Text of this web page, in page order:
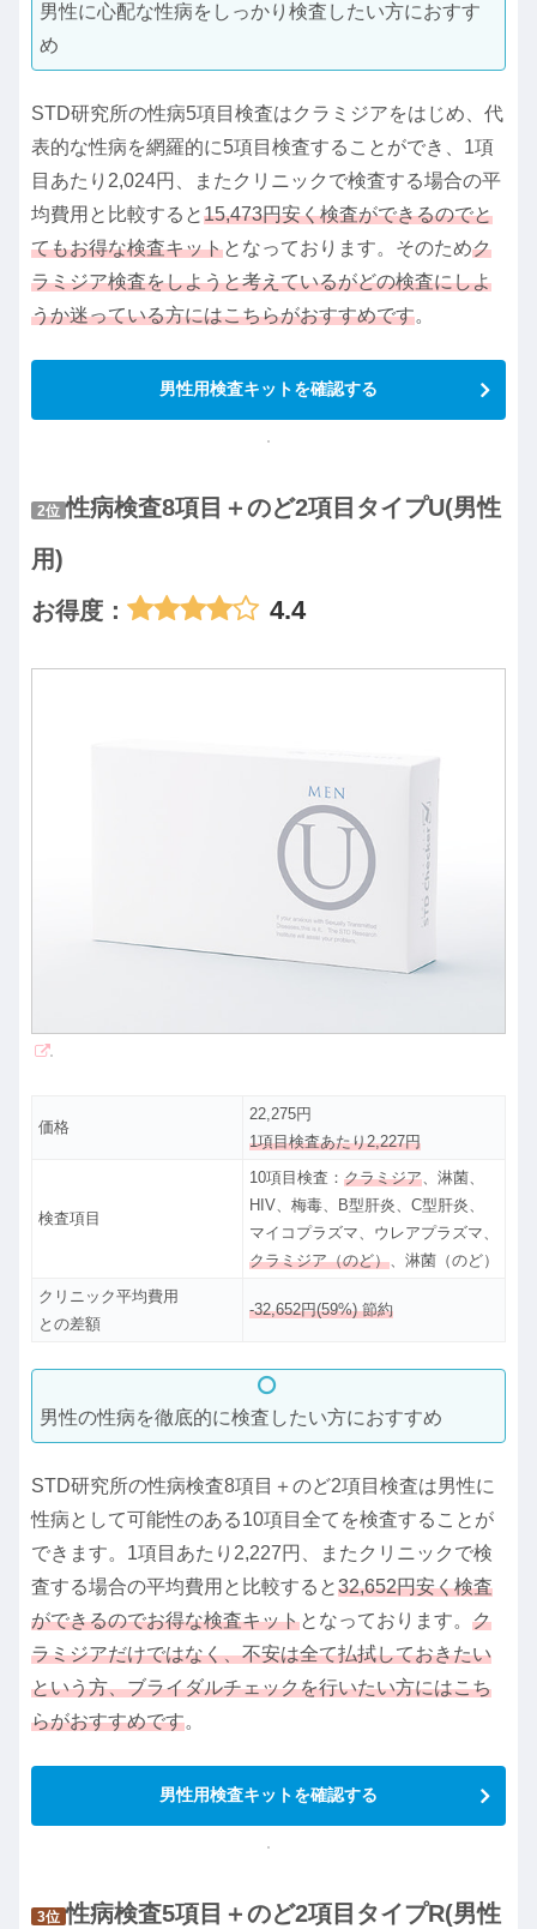
男性に心配な性病をしっかり検査したい方におすす
め
STD研究所の性病5項目検査はクラミジアをはじめ、代
表的な性病を網羅的に5項目検査することができ、1項
目あたり2,024円、またクリニックで検査する場合の平
均費用と比較すると15,473円安く検査ができるのでと
てもお得な検査キットとなっております。そのためク
ラミジア検査をしようと考えているがどの検査にしよ
うか迷っている方にはこちらがおすすめです。
男性用検査キットを確認する
2位 性病検査8項目＋のど2項目タイプU(男性
用)
お得度：
4.4
価格
22,275円
1項目検査あたり2,227円
検査項目
10項目検査： クラミジア 、淋菌、
HIV、梅毒、B型肝炎、C型肝炎、
マイコプラズマ、ウレアプラズマ、
クラミジア（のど） 、淋菌（のど）
クリニック平均費用
との差額
-32,652円(59%) 節約
男性の性病を徹底的に検査したい方におすすめ
STD研究所の性病検査8項目＋のど2項目検査は男性に
性病として可能性のある10項目全てを検査することが
できます。1項目あたり2,227円、またクリニックで検
査する場合の平均費用と比較すると32,652円安く検査
ができるのでお得な検査キットとなっております。 ク
ラミジアだけではなく、不安は全て払拭しておきたい
という方、ブライダルチェックを行いたい方にはこち
らがおすすめです。
男性用検査キットを確認する
3位 性病検査5項目＋のど2項目タイプR(男性